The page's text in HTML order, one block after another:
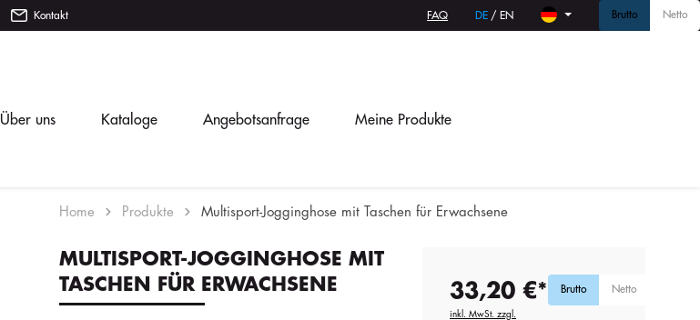
Kontakt FAQ DE / EN Brutto Netto
Über uns Kataloge Angebotsanfrage Meine Produkte
Home Produkte Multisport-Jogginghose mit Taschen für Erwachsene
MULTISPORT-JOGGINGHOSE MIT
TASCHEN FÜR ERWACHSENE
33,20 €*
inkl. MwSt. zzgl.
Brutto Netto